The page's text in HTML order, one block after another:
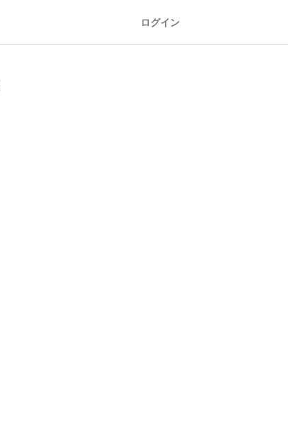
ログイン